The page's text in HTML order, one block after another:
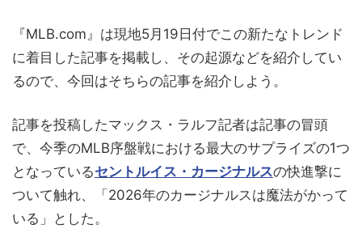
『MLB.com』は現地5月19日付でこの新たなトレンド
に着目した記事を掲載し、その起源などを紹介してい
るので、今回はそちらの記事を紹介しよう。
記事を投稿したマックス・ラルフ記者は記事の冒頭
で、今季のMLB序盤戦における最大のサプライズの1つ
となっているセントルイス・カージナルスの快進撃に
ついて触れ、「2026年のカージナルスは魔法がかって
いる」とした。